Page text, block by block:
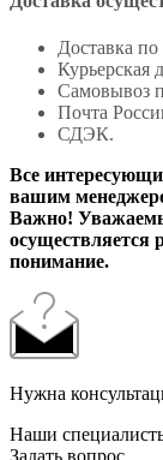
Доставка по
Курьерская
Самовывоз
Почта
СДЭК.
Все
вашим
Важно!
осуществляется
понимание.
Нужна
Наши